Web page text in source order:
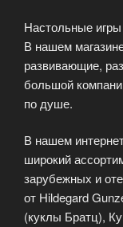
Настольные
В нашем
развивающие,
большой
по душе.
В нашем
широкий
зарубежных и
от Hildegard
(куклы Братц),